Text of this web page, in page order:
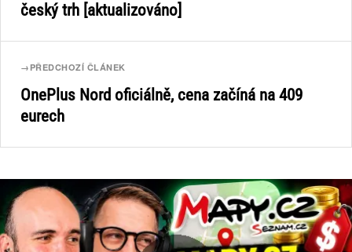
český trh [aktualizováno]
→ PŘEDCHOZÍ ČLÁNEK
OnePlus Nord oficiálně, cena začíná na 409
eurech